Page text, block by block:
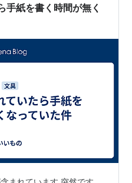
手紙を書く時間が無く